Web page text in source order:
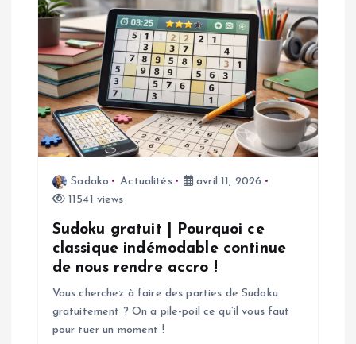
o
n
d
e
Sadako Actualités
avril 11, 2026
11541 views
Sudoku gratuit | Pourquoi ce
classique indémodable continue
de nous rendre accro !
Vous cherchez à faire des parties de Sudoku
gratuitement ? On a pile-poil ce qu’il vous faut
pour tuer un moment !